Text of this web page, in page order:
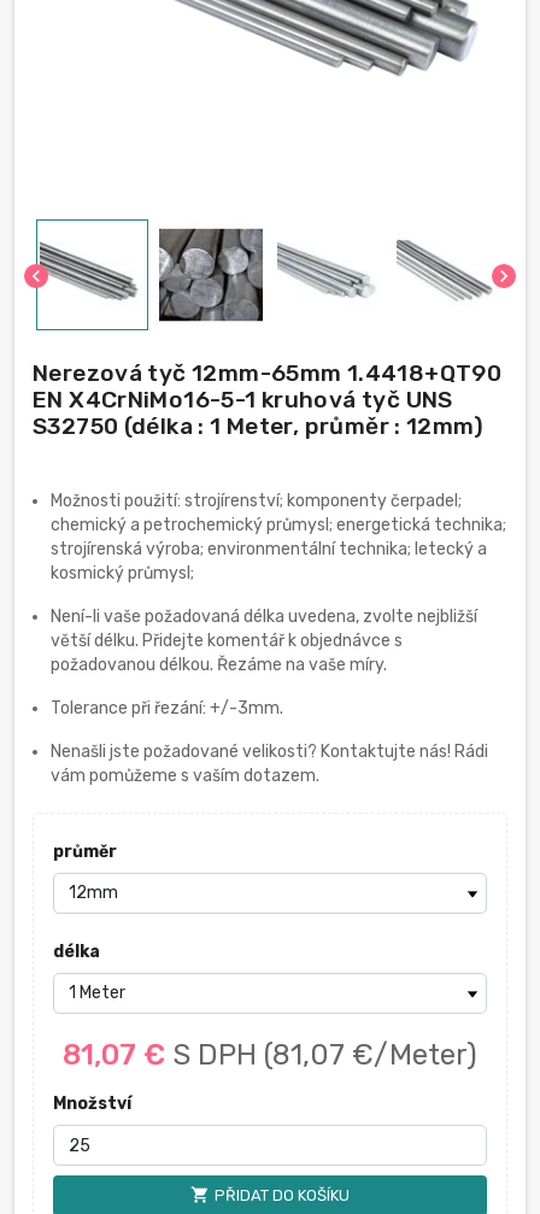
chevron_left chevron_right
Nerezová tyč 12mm-65mm 1.4418+QT90
EN X4CrNiMo16-5-1 kruhová tyč UNS
S32750 (délka : 1 Meter, průměr : 12mm)
Možnosti použití: strojírenství; komponenty čerpadel;
chemický a petrochemický průmysl; energetická technika;
strojírenská výroba; environmentální technika; letecký a
kosmický průmysl;
Není-li vaše požadovaná délka uvedena, zvolte nejbližší
větší délku. Přidejte komentář k objednávce s
požadovanou délkou. Řezáme na vaše míry.
Tolerance při řezání: +/-3mm.
Nenašli jste požadované velikosti? Kontaktujte nás! Rádi
vám pomůžeme s vaším dotazem.
průměr
délka
81,07 € S DPH (81,07 €/Meter)
Množství
shopping_cart PŘIDAT DO KOŠÍKU